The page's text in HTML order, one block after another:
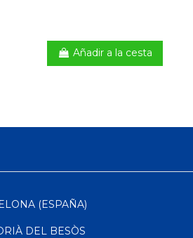
Añadir a la cesta
(ESPAÑA)
DEL BESÒS